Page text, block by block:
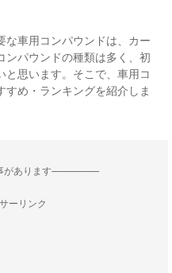
な車用コンパウンドは、カー
ンパウンドの種類は多く、初
と思います。そこで、車用コ
すめ・ランキングを紹介しま
あります--------------------
ーリンク